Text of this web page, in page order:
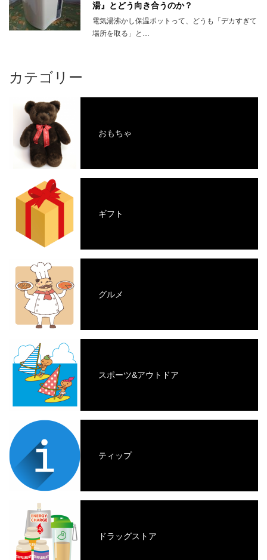
湯』とどう向き合うのか？
電気湯沸かし保温ポットって、どうも「デカすぎて
場所を取る」と…
カテゴリー
おもちゃ
ギフト
グルメ
スポーツ&アウトドア
ティップ
ドラッグストア